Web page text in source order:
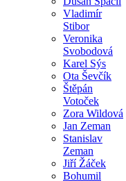
Vladimír
Stibor
Veronika
Svobodová
Karel Sýs
Ota Ševčík
Štěpán
Votoček
Zora Wildová
Jan Zeman
Stanislav
Zeman
Jiří Žáček
Bohumil